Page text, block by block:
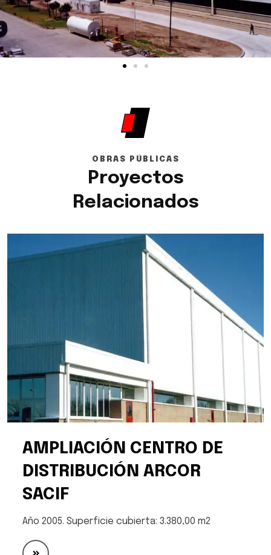
OBRAS PÚBLICAS
Proyectos
Relacionados
AMPLIACIÓN CENTRO DE
DISTRIBUCIÓN ARCOR
SACIF
Año 2005. Superficie cubierta: 3.380,00 m2